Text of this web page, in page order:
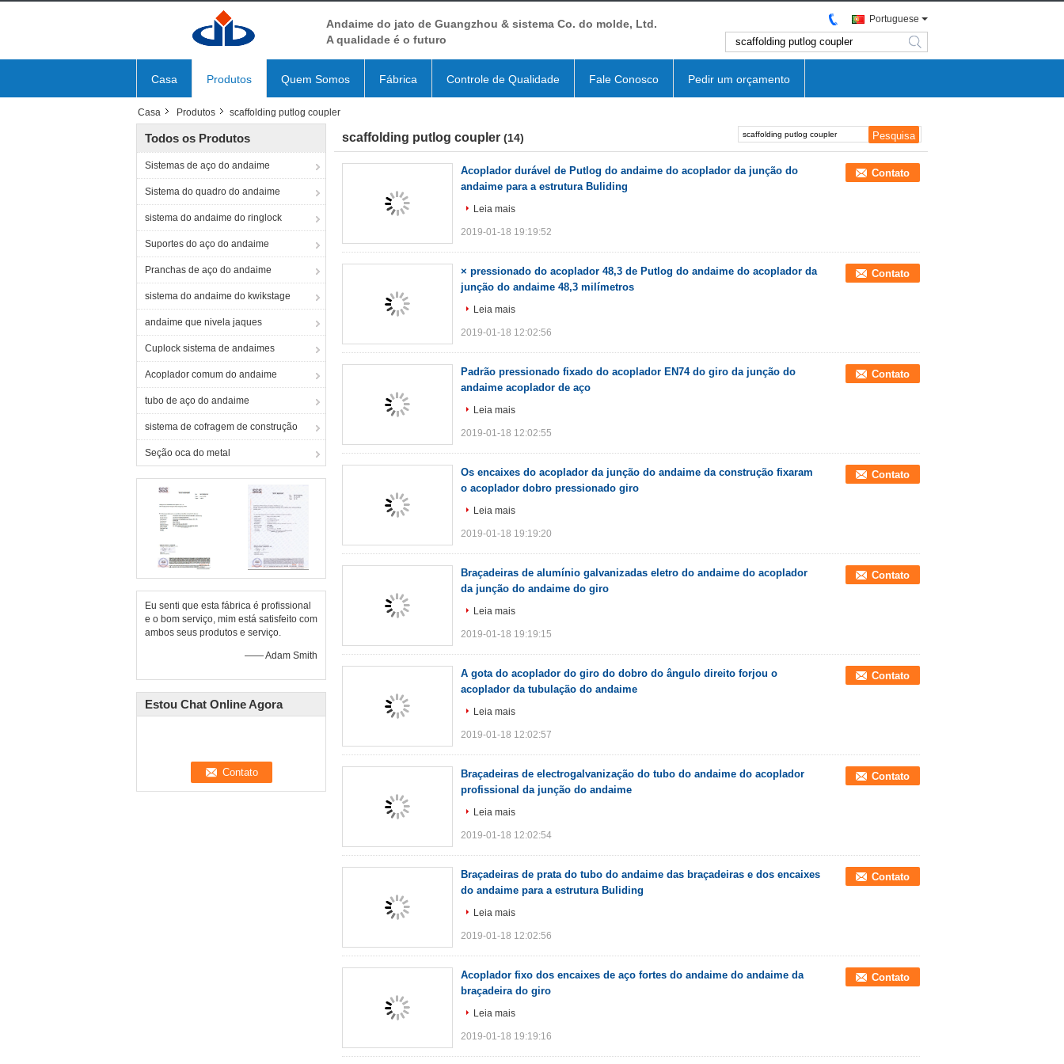
Andaime do jato de Guangzhou & sistema Co. do molde, Ltd.
A qualidade é o futuro
Portuguese
search
Casa Produtos Quem Somos Fábrica Controle de Qualidade Fale Conosco Pedir um orçamento
Casa Produtos scaffolding putlog coupler
Todos os Produtos
Sistemas de aço do andaime
Sistema do quadro do andaime
sistema do andaime do ringlock
Suportes do aço do andaime
Pranchas de aço do andaime
sistema do andaime do kwikstage
andaime que nivela jaques
Cuplock sistema de andaimes
Acoplador comum do andaime
tubo de aço do andaime
sistema de cofragem de construção
Seção oca do metal
Eu senti que esta fábrica é profissional
e o bom serviço, mim está satisfeito com
ambos seus produtos e serviço.
—— Adam Smith
Estou Chat Online Agora
scaffolding putlog coupler (14)
Acoplador durável de Putlog do andaime do acoplador da junção do
andaime para a estrutura Buliding
Contato
Leia mais
2019-01-18 19:19:52
× pressionado do acoplador 48,3 de Putlog do andaime do acoplador da
junção do andaime 48,3 milímetros
Contato
Leia mais
2019-01-18 12:02:56
Padrão pressionado fixado do acoplador EN74 do giro da junção do
andaime acoplador de aço
Contato
Leia mais
2019-01-18 12:02:55
Os encaixes do acoplador da junção do andaime da construção fixaram
o acoplador dobro pressionado giro
Contato
Leia mais
2019-01-18 19:19:20
Braçadeiras de alumínio galvanizadas eletro do andaime do acoplador
da junção do andaime do giro
Contato
Leia mais
2019-01-18 19:19:15
A gota do acoplador do giro do dobro do ângulo direito forjou o
acoplador da tubulação do andaime
Contato
Leia mais
2019-01-18 12:02:57
Braçadeiras de electrogalvanização do tubo do andaime do acoplador
profissional da junção do andaime
Contato
Leia mais
2019-01-18 12:02:54
Braçadeiras de prata do tubo do andaime das braçadeiras e dos encaixes
do andaime para a estrutura Buliding
Contato
Leia mais
2019-01-18 12:02:56
Acoplador fixo dos encaixes de aço fortes do andaime do andaime da
braçadeira do giro
Contato
Leia mais
2019-01-18 19:19:16